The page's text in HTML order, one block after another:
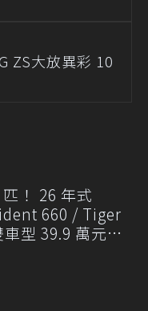
ZS大放異彩 10
！ 26 年式
660 / Tiger
型 39.9 萬元起